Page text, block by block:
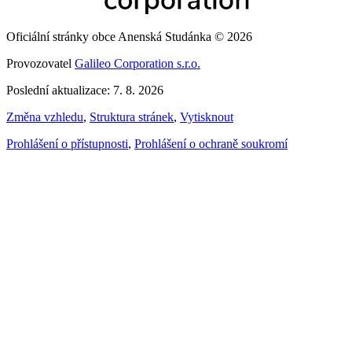
Oficiální stránky obce Anenská Studánka © 2026
Provozovatel Galileo Corporation s.r.o.
Poslední aktualizace: 7. 8. 2026
Změna vzhledu, Struktura stránek, Vytisknout
Prohlášení o přístupnosti, Prohlášení o ochraně soukromí